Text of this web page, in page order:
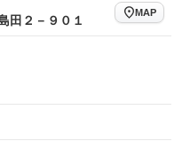
田２－９０１
MAP